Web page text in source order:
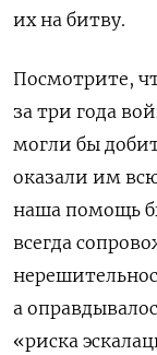
их на битву.
Посмотрите,
за три года
могли бы
оказали им
наша помощь
всегда
а
«риска